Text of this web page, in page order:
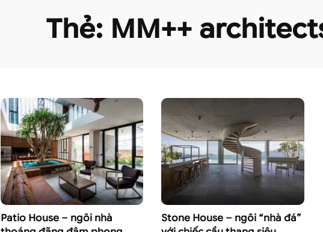
Thẻ: MM++
Patio House – ngôi nhà
Stone House – ngôi “nhà đá”